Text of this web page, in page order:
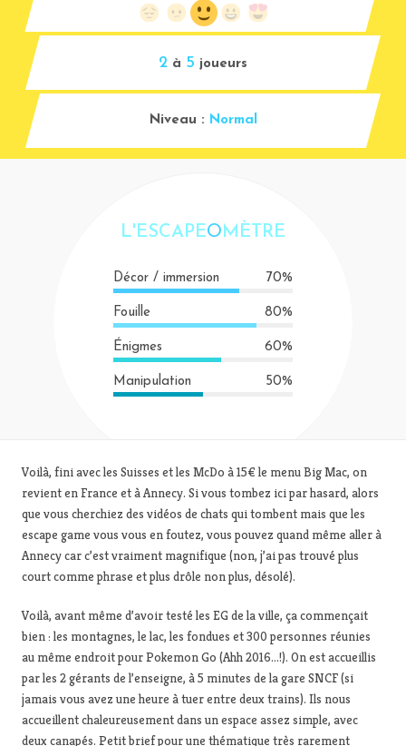
2 à 5 joueurs
Niveau : Normal
L'ESCAPEO MÈTRE
Décor / immersion 70%
Fouille 80%
Énigmes 60%
Manipulation 50%
Voilà, fini avec les Suisses et les McDo à 15€ le menu Big Mac, on
revient en France et à Annecy. Si vous tombez ici par hasard, alors
que vous cherchiez des vidéos de chats qui tombent mais que les
escape game vous vous en foutez, vous pouvez quand même aller à
Annecy car c’est vraiment magnifique (non, j’ai pas trouvé plus
court comme phrase et plus drôle non plus, désolé).
Voilà, avant même d’avoir testé les EG de la ville, ça commençait
bien : les montagnes, le lac, les fondues et 300 personnes réunies
au même endroit pour Pokemon Go (Ahh 2016…!). On est accueillis
par les 2 gérants de l’enseigne, à 5 minutes de la gare SNCF (si
jamais vous avez une heure à tuer entre deux trains). Ils nous
accueillent chaleureusement dans un espace assez simple, avec
deux canapés. Petit brief pour une thématique très rarement